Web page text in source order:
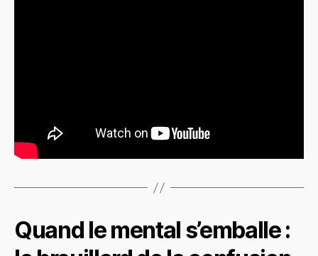
Quand le mental s’emballe :